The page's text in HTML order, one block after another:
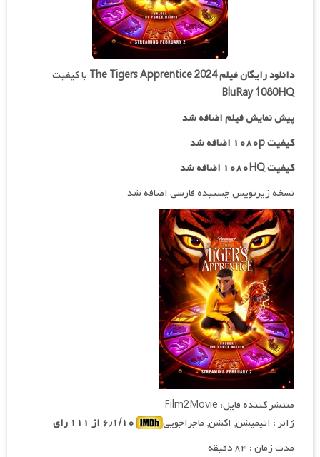
دانلود رایگان فیلمThe Tigers Apprentice 2024 با کیفیت
BluRay 1080HQ
پیش نمایش فیلم اضافه شد
کیفیت ۱۰۸۰p اضافه شد
کیفیت ۱۰۸۰HQ اضافه شد
نسخه زیرنویس چسبیده فارسی اضافه شد
منتشر کننده فایل: Film2Movie
ژانر : انیمیشن, اکشن, ماجراجویی
مدت زمان : ۸۴ دقیقه